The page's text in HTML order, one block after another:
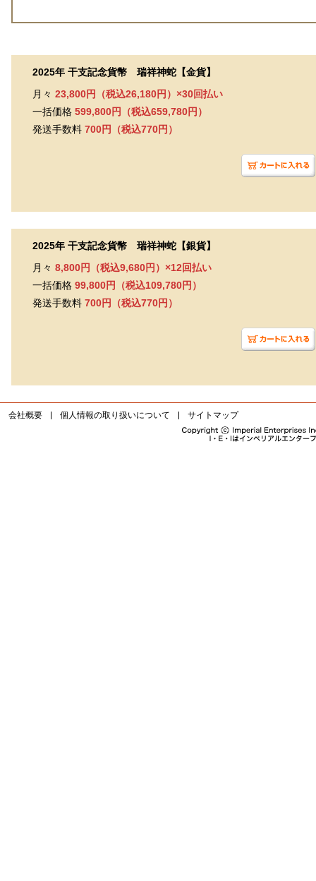
2025年 干支記念貨幣 瑞祥神蛇【金貨】
月々23,800円（税込26,180円）×30回払い
一括価格599,800円（税込659,780円）
発送手数料700円（税込770円）
2025年 干支記念貨幣 瑞祥神蛇【銀貨】
月々8,800円（税込9,680円）×12回払い
一括価格99,800円（税込109,780円）
発送手数料700円（税込770円）
会社概要 個人情報の取り扱いについて サイトマップ